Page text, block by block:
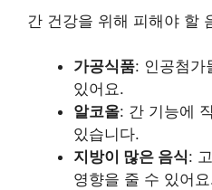
간 건강을 위해 피해야 할
가공식품: 인공첨가
있어요.
알코올: 간 기능에
있습니다.
지방이 많은 음식:
영향을 줄 수 있어